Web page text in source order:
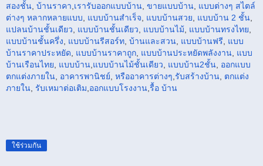
สองชั้น, บ้านราคา,เรารับออกแบบบ้าน, ขายแบบบ้าน, แบบต่างๆ สไตล์
ต่างๆ หลากหลายแบบ, แบบบ้านสำเร็จ, แบบบ้านสวย, แบบบ้าน 2 ชั้น,
แปลนบ้านชั้นเดียว, แบบบ้านชั้นเดียว, แบบบ้านไม้, แบบบ้านทรงไทย,
แบบบ้านชั้นครึ่ง, แบบบ้านรีสอร์ท, บ้านและสวน, แบบบ้านฟรี, แบบ
บ้านราคาประหยัด, แบบบ้านราคาถูก, แบบบ้านประหยัดพลังงาน, แบบ
บ้านเรือนไทย, แบบบ้าน,แบบบ้านไม้ชั้นเดียว, แบบบ้าน2ชั้น, ออกแบบ
ตกแต่งภายใน, อาคารพานิชย์, หรืออาคารต่างๆ,รับสร้างบ้าน, ตกแต่ง
ภายใน, รับเหมาต่อเติม,ออกแบบโรงงาน,รื้อ บ้าน
ใช้ร่วมกัน